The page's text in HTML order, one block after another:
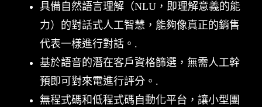
具備自然語言理解（NLU，即理解意義的能
力）的對話式人工智慧，能夠像真正的銷售
代表一樣進行對話。.
基於語音的潛在客戶資格篩選，無需人工幹
預即可對來電進行評分。.
無程式碼和低程式碼自動化平台，讓小型團